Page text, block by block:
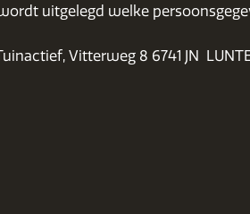
uitgelegd welke
Vitterweg 8 6741 JN